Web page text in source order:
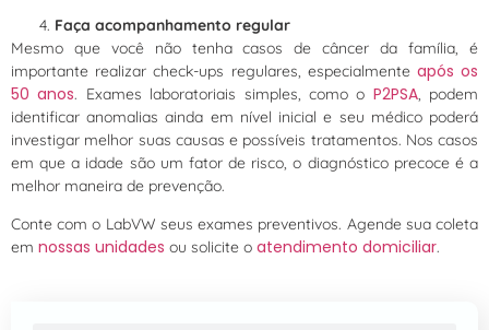
Faça acompanhamento regular
Mesmo que você não tenha casos de câncer da família, é
importante realizar check-ups regulares, especialmente após os
50 anos. Exames laboratoriais simples, como o P2PSA, podem
identificar anomalias ainda em nível inicial e seu médico poderá
investigar melhor suas causas e possíveis tratamentos. Nos casos
em que a idade são um fator de risco, o diagnóstico precoce é a
melhor maneira de prevenção.
Conte com o LabVW seus exames preventivos. Agende sua coleta
em nossas unidades ou solicite o atendimento domiciliar.